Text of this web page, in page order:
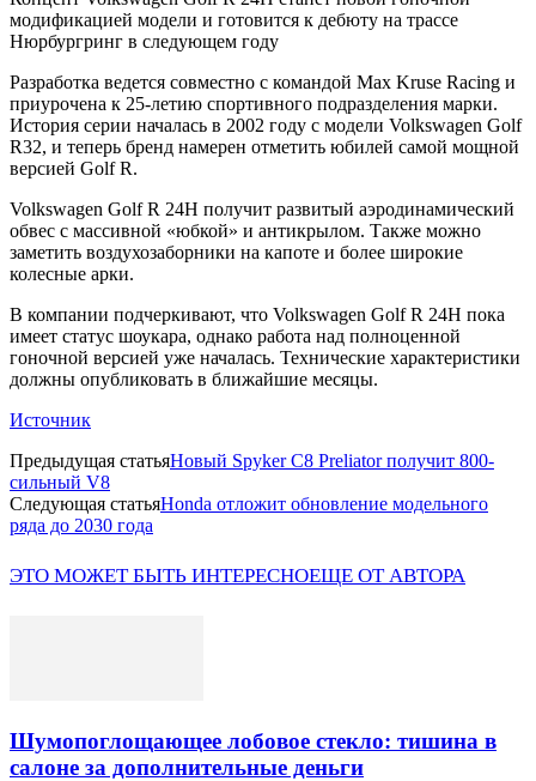
модификацией модели и готовится к дебюту на трассе
Нюрбургринг в следующем году
Разработка ведется совместно с командой Max Kruse Racing и
приурочена к 25-летию спортивного подразделения марки.
История серии началась в 2002 году с модели Volkswagen Golf
R32, и теперь бренд намерен отметить юбилей самой мощной
версией Golf R.
Volkswagen Golf R 24H получит развитый аэродинамический
обвес с массивной «юбкой» и антикрылом. Также можно
заметить воздухозаборники на капоте и более широкие
колесные арки.
В компании подчеркивают, что Volkswagen Golf R 24H пока
имеет статус шоукара, однако работа над полноценной
гоночной версией уже началась. Технические характеристики
должны опубликовать в ближайшие месяцы.
Источник
Предыдущая статьяНовый Spyker C8 Preliator получит 800-
сильный V8
Следующая статьяHonda отложит обновление модельного
ряда до 2030 года
ЭТО МОЖЕТ БЫТЬ ИНТЕРЕСНОЕЩЕ ОТ АВТОРА
Шумопоглощающее лобовое стекло: тишина в
салоне за дополнительные деньги